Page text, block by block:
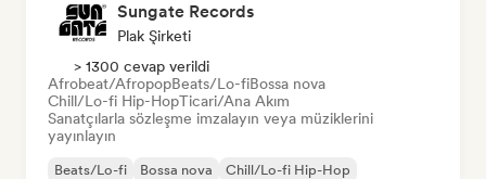
Sungate Records
Plak Şirketi
> 1300 cevap verildi
Afrobeat/AfropopBeats/Lo-fiBossa nova
Chill/Lo-fi Hip-HopTicari/Ana Akım
Sanatçılarla sözleşme imzalayın veya müziklerini
yayınlayın
Beats/Lo-fi Bossa nova
Chill/Lo-fi Hip-Hop